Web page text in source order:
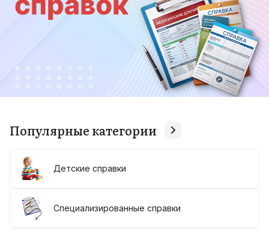
Популярные категории
Детские справки
Специализированные справки